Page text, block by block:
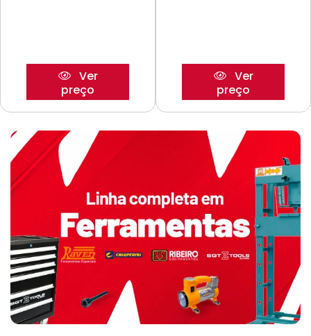
Ver
preço
Ver
preço